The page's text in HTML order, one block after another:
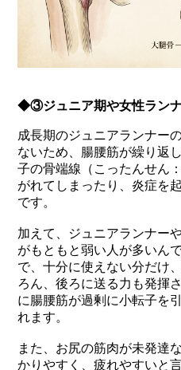
◆③ジュニア期や女性ラン
成長期のジュニアランナー
ないため、腸腰筋が繰り返
子の骨端線（こったんせん
がれてしまったり、炎症を
です。
加えて、ジュニアランナー
がもともと弱い人が多いん
で、十分に使えない分だけ
ろん、後ろに送る力も発揮
に腸腰筋が過剰に小転子を
れます。
また、お尻の筋肉が未発達
かりやすく、疲れやすいと